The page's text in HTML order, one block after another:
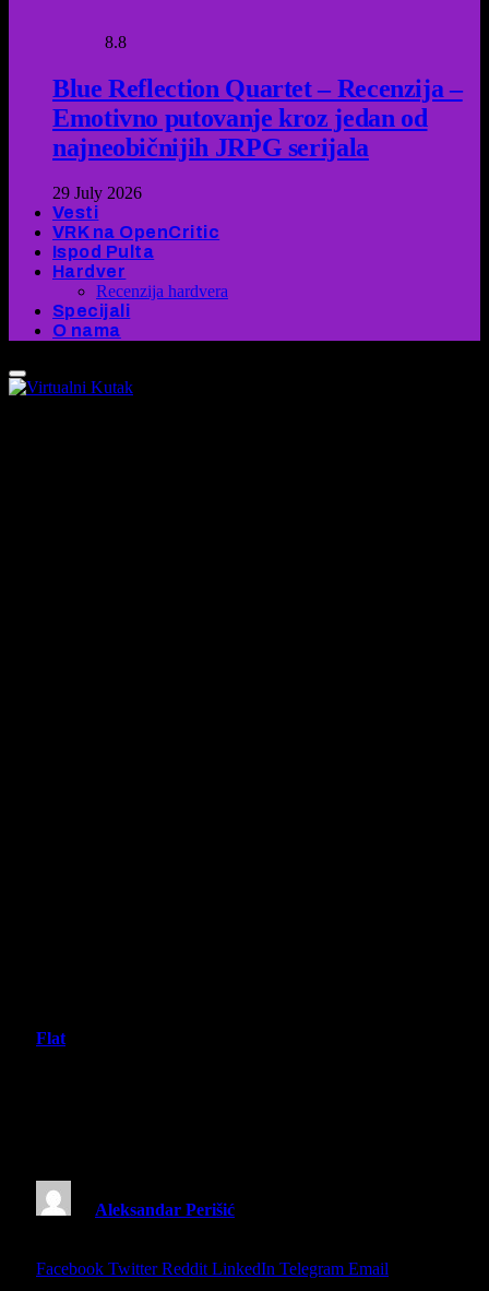
8.8
Blue Reflection Quartet – Recenzija –
Emotivno putovanje kroz jedan od
najneobičnijih JRPG serijala
29 July 2026
Vesti
VRK na OpenCritic
Ispod Pulta
Hardver
Recenzija hardvera
Specijali
O nama
Flat
Aleksandar Perišić
Facebook Twitter Reddit LinkedIn Telegram Email